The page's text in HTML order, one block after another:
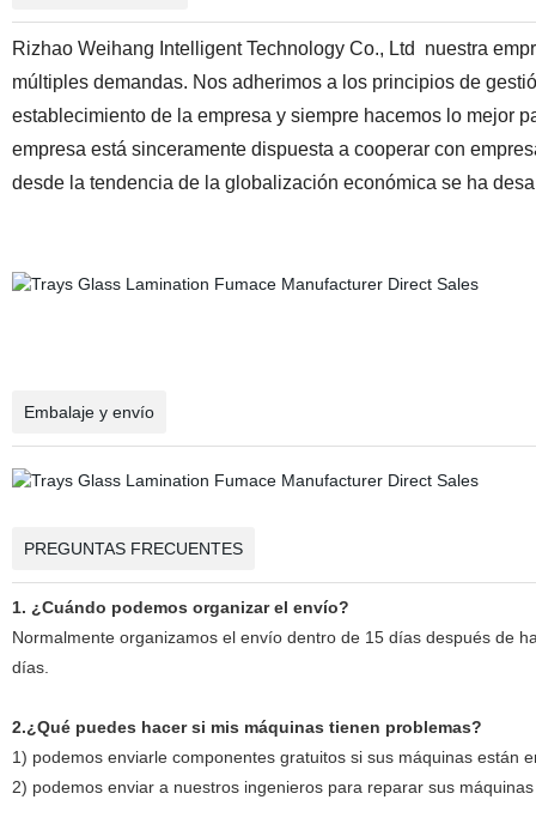
Rizhao Weihang Intelligent Technology Co., Ltd
nuestra
múltiples demandas. Nos adherimos a los principios de
establecimiento de la empresa y siempre hacemos lo mejor
empresa está sinceramente dispuesta a cooperar con
desde la tendencia de la globalización económica se ha
Embalaje y envío
PREGUNTAS FRECUENTES
1. ¿Cuándo podemos organizar el envío?
Normalmente organizamos el envío dentro de 15 días después de
días.
2.¿Qué puedes hacer si mis máquinas tienen problemas?
1) podemos enviarle componentes gratuitos si sus máquinas están
2) podemos enviar a nuestros ingenieros para reparar sus máquinas